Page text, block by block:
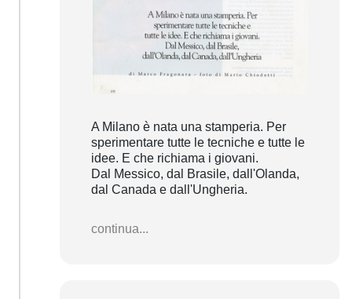
A Milano è nata una stamperia. Per
sperimentare tutte le tecniche e tutte le
idee. E che richiama i giovani.
Dal Messico, dal Brasile, dall'Olanda,
dal Canada e dall'Ungheria.
continua...